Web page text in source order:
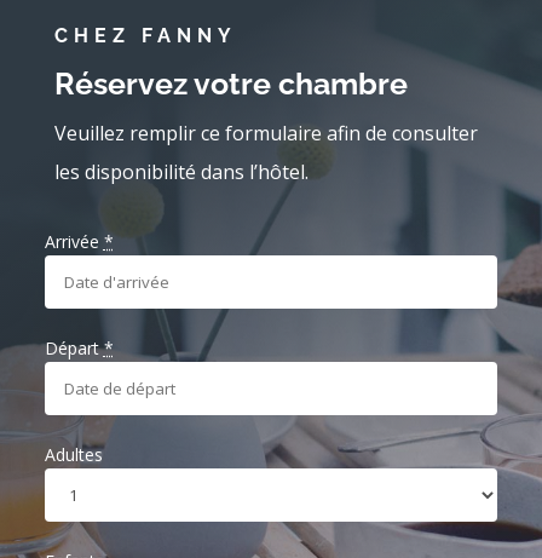
CHEZ FANNY
Réservez votre chambre
Veuillez remplir ce formulaire afin de consulter
les disponibilité dans l’hôtel.
Arrivée *
Départ*
Adultes